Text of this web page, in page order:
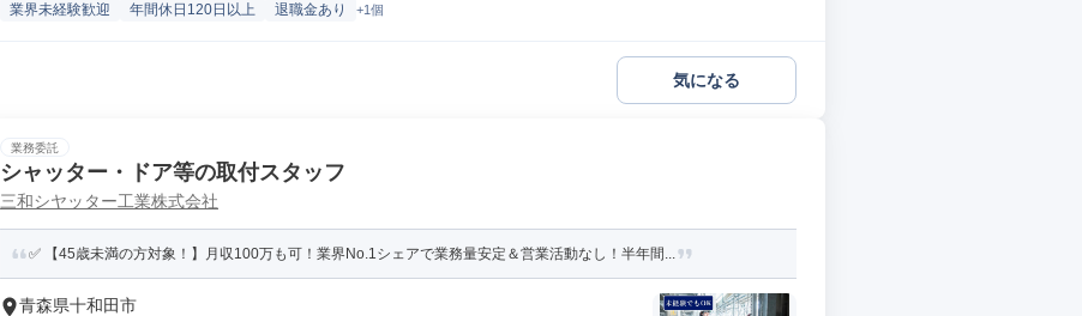
業界未経験歓迎 年間休日120日以上 退職金あり +1個
気になる
業務委託
シャッター・ドア等の取付スタッフ
三和シヤッター工業株式会社
✅ 【45歳未満の方対象！】月収100万も可！業界No.1シェアで業務量安定＆営業活動なし！半年間...
青森県十和田市